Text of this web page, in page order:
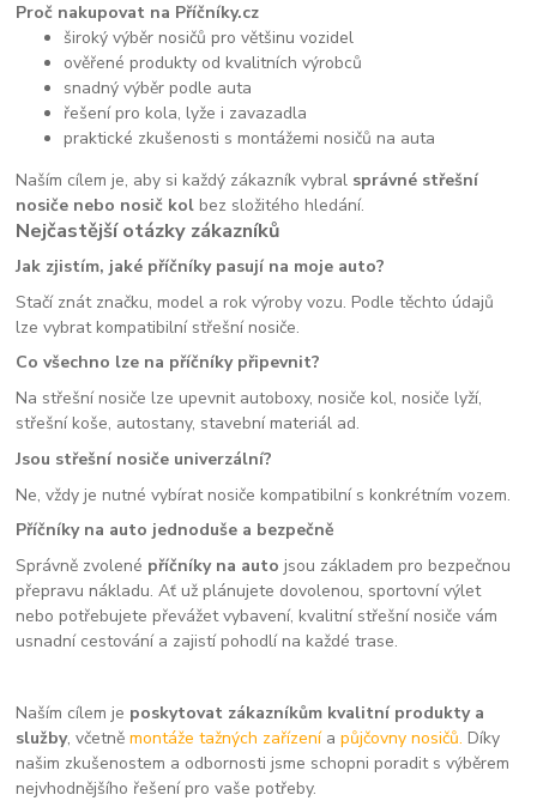
Proč nakupovat na Příčníky.cz
široký výběr nosičů pro většinu vozidel
ověřené produkty od kvalitních výrobců
snadný výběr podle auta
řešení pro kola, lyže i zavazadla
praktické zkušenosti s montážemi nosičů na auta
Naším cílem je, aby si každý zákazník vybral správné střešní
nosiče nebo nosič kol bez složitého hledání.
Nejčastější otázky zákazníků
Jak zjistím, jaké příčníky pasují na moje auto?
Stačí znát značku, model a rok výroby vozu. Podle těchto údajů
lze vybrat kompatibilní střešní nosiče.
Co všechno lze na příčníky připevnit?
Na střešní nosiče lze upevnit autoboxy, nosiče kol, nosiče lyží,
střešní koše, autostany, stavební materiál ad.
Jsou střešní nosiče univerzální?
Ne, vždy je nutné vybírat nosiče kompatibilní s konkrétním vozem.
Příčníky na auto jednoduše a bezpečně
Správně zvolené příčníky na auto jsou základem pro bezpečnou
přepravu nákladu. Ať už plánujete dovolenou, sportovní výlet
nebo potřebujete převážet vybavení, kvalitní střešní nosiče vám
usnadní cestování a zajistí pohodlí na každé trase.
Naším cílem je poskytovat zákazníkům kvalitní produkty a
služby, včetněmontáže tažných zařízení apůjčovny nosičů. Díky
našim zkušenostem a odbornosti jsme schopni poradit s výběrem
nejvhodnějšího řešení pro vaše potřeby.